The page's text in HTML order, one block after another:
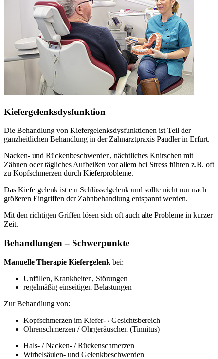
Kiefergelenksdysfunktion
Die Behandlung von Kiefergelenksdysfunktionen ist Teil der
ganzheitlichen Behandlung in der Zahnarztpraxis Paudler in Erfurt.
Nacken- und Rückenbeschwerden, nächtliches Knirschen mit
Zähnen oder tägliches Aufbeißen vor allem bei Stress führen z.B. oft
zu Kopfschmerzen durch Kieferprobleme.
Das Kiefergelenk ist ein Schlüsselgelenk und sollte nicht nur nach
größeren Eingriffen der Zahnbehandlung entspannt werden.
Mit den richtigen Griffen lösen sich oft auch alte Probleme in kurzer
Zeit.
Behandlungen – Schwerpunkte
Manuelle Therapie Kiefergelenk bei:
Unfällen, Krankheiten, Störungen
regelmäßig einseitigen Belastungen
Zur Behandlung von:
Kopfschmerzen im Kiefer- / Gesichtsbereich
Ohrenschmerzen / Ohrgeräuschen (Tinnitus)
Hals- / Nacken- / Rückenschmerzen
Wirbelsäulen- und Gelenkbeschwerden